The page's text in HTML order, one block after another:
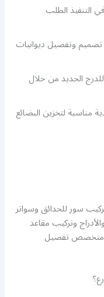
التنفيذ الطلب
وتفصيل ديوانيات
الحديد من خلال
مناسبة لتخزين البضائع
سور للحدائق وسواتر
وتركيب مقاعد
متخصص تفصيل